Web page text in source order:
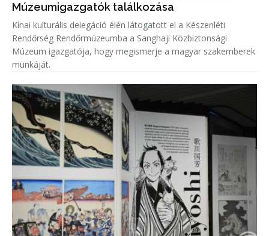
Múzeumigazgatók találkozása
Kínai kulturális delegáció élén látogatott el a Készenléti
Rendőrség Rendőrmúzeumba a Sanghaji Közbiztonsági
Múzeum igazgatója, hogy megismerje a magyar szakemberek
munkáját.